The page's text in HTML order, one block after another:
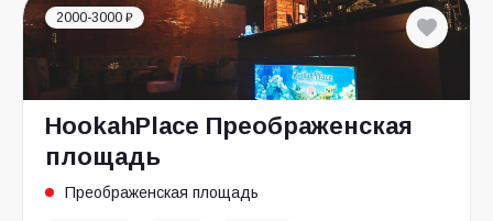
2000-3000 ₽
HookahPlace Преображенская
площадь
Преображенская площадь